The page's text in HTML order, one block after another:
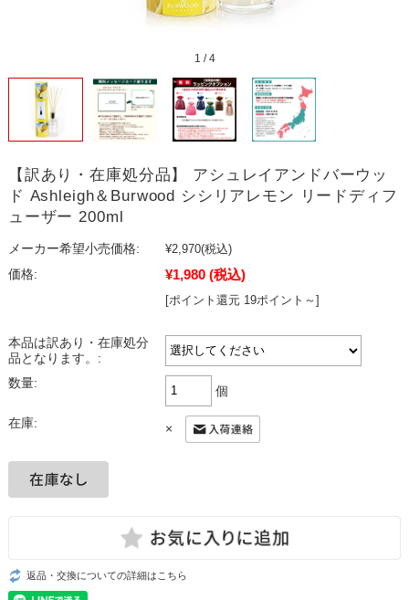
1 /4
【訳あり・在庫処分品】 アシュレイアンドバーウッ
ド Ashleigh＆Burwood シシリアレモン リードディフ
ューザー 200ml
メーカー希望小売価格: ¥2,970(税込)
価格:
¥1,980 (税込)
[ポイント還元 19ポイント～]
本品は訳あり・在庫処分
品となります。:
数量:
個
在庫: ×
返品・交換についての詳細はこちら